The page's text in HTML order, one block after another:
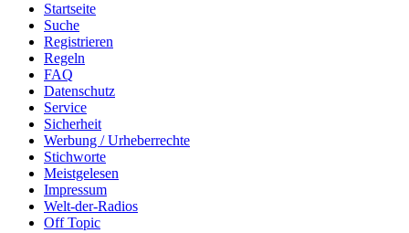
Startseite
Suche
Registrieren
Regeln
FAQ
Datenschutz
Service
Sicherheit
Werbung / Urheberrechte
Stichworte
Meistgelesen
Impressum
Welt-der-Radios
Off Topic